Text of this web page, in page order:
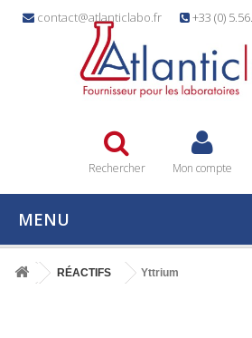
contact@atlanticlabo.fr +33 (0)
Rechercher Mon compte
MENU
RÉACTIFS Yttrium